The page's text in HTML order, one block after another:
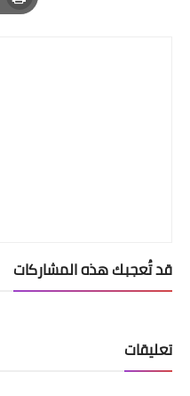
قد تُعجبك هذه المشاركات
تعليقات